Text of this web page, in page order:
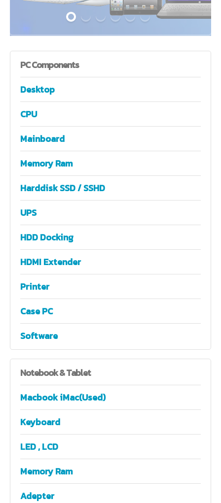
PCComponents
Desktop
CPU
Mainboard
Memory Ram
Harddisk SSD / SSHD
UPS
HDD Docking
HDMI Extender
Printer
Case PC
Software
Notebook& Tablet
Macbook iMac(Used)
Keyboard
LED , LCD
Memory Ram
Adepter